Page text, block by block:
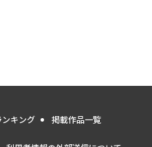
ンキング 掲載作品一覧